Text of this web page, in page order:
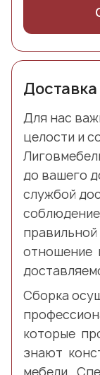
Для нас
целости и
до вашего
службой
отношение
Сборка
которые
знают